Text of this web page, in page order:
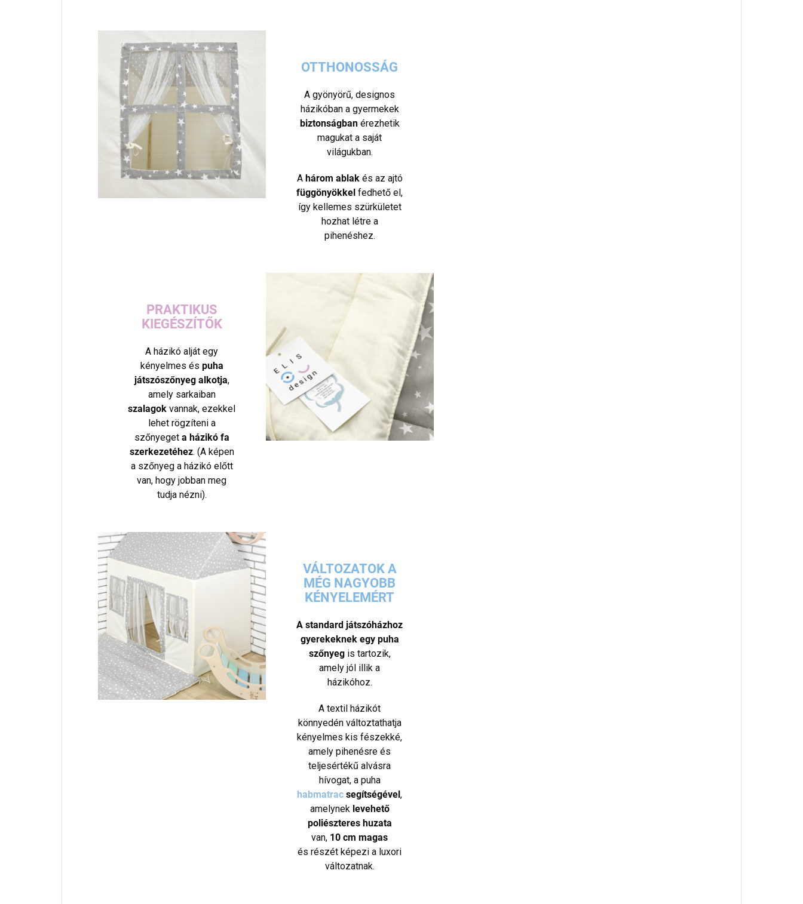
OTTHONOSSÁG
A gyönyörű, designos
házikóban a gyermekek
biztonságbanérezhetik
magukat a saját
világukban.
A három ablakés az ajtó
függönyökkel fedhető el,
így kellemes szürkületet
hozhat létre a
pihenéshez.
PRAKTIKUS
KIEGÉSZÍTŐK
A házikó alját egy
kényelmes és puha
játszószőnyeg alkotja,
amely sarkaiban
szalagok vannak, ezekkel
lehet rögzíteni a
szőnyeget a házikó fa
szerkezetéhez. (A képen
a szőnyeg a házikó előtt
van, hogy jobban meg
tudja nézni).
VÁLTOZATOK A
MÉG NAGYOBB
KÉNYELEMÉRT
A standard játszóházhoz
gyerekeknek egy puha
szőnyeg is tartozik,
amely jól illik a
házikóhoz.
A textil házikót
könnyedén változtathatja
kényelmes kis fészekké,
amely pihenésre és
teljesértékű alvásra
hívogat, a puha
habmatrac segítségével,
amelynek levehető
poliészteres huzata
van, 10 cm magas
és részét képezi a luxori
változatnak.